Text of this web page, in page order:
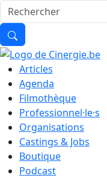
Articles
Agenda
Filmothèque
Professionnel·le·s
Organisations
Castings & Jobs
Boutique
Podcast